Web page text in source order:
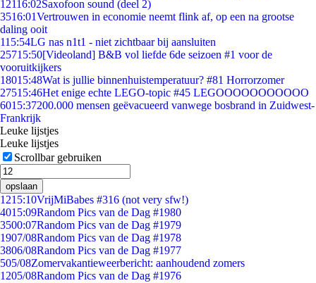
12116:02Saxofoon sound (deel 2)
3516:01Vertrouwen in economie neemt flink af, op een na grootse
daling ooit
115:54LG nas n1t1 - niet zichtbaar bij aansluiten
25715:50[Videoland] B&B vol liefde 6de seizoen #1 voor de
vooruitkijkers
18015:48Wat is jullie binnenhuistemperatuur? #81 Horrorzomer
27515:46Het enige echte LEGO-topic #45 LEGOOOOOOOOOOO
6015:37200.000 mensen geëvacueerd vanwege bosbrand in Zuidwest-
Frankrijk
Leuke lijstjes
Leuke lijstjes
Scrollbar gebruiken
opslaan
1215:10VrijMiBabes #316 (not very sfw!)
4015:09Random Pics van de Dag #1980
3500:07Random Pics van de Dag #1979
1907/08Random Pics van de Dag #1978
3806/08Random Pics van de Dag #1977
505/08Zomervakantieweerbericht: aanhoudend zomers
1205/08Random Pics van de Dag #1976